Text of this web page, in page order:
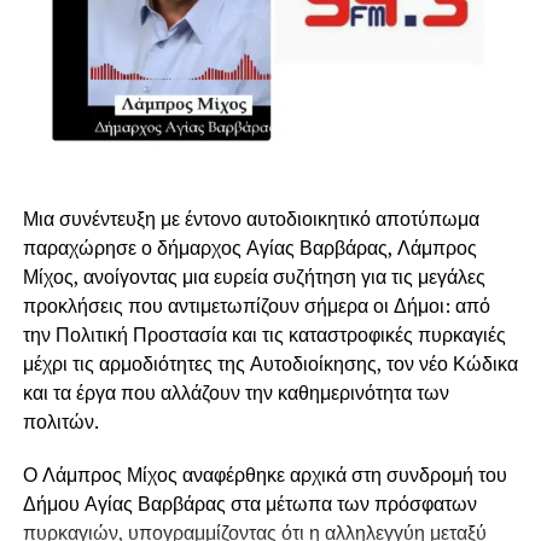
Μια συνέντευξη με έντονο αυτοδιοικητικό αποτύπωμα
παραχώρησε ο δήμαρχος Αγίας Βαρβάρας, Λάμπρος
Μίχος, ανοίγοντας μια ευρεία συζήτηση για τις μεγάλες
προκλήσεις που αντιμετωπίζουν σήμερα οι Δήμοι: από
την Πολιτική Προστασία και τις καταστροφικές πυρκαγιές
μέχρι τις αρμοδιότητες της Αυτοδιοίκησης, τον νέο Κώδικα
και τα έργα που αλλάζουν την καθημερινότητα των
πολιτών.
Ο Λάμπρος Μίχος αναφέρθηκε αρχικά στη συνδρομή του
Δήμου Αγίας Βαρβάρας στα μέτωπα των πρόσφατων
πυρκαγιών, υπογραμμίζοντας ότι η αλληλεγγύη μεταξύ